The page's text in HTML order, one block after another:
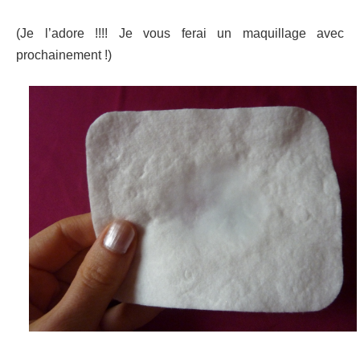
(Je l’adore !!!! Je vous ferai un maquillage avec
prochainement !)